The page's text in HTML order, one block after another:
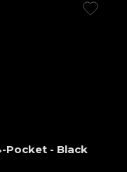
Pocket - Black